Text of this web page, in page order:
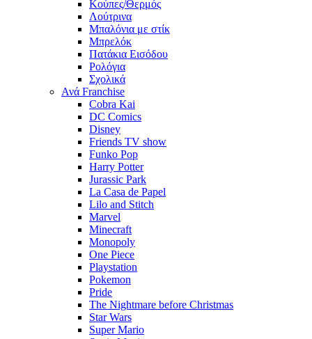
Κούπες/Θερμός
Λούτρινα
Μπαλόνια με στίκ
Μπρελόκ
Πατάκια Εισόδου
Ρολόγια
Σχολικά
Ανά Franchise
Cobra Kai
DC Comics
Disney
Friends TV show
Funko Pop
Harry Potter
Jurassic Park
La Casa de Papel
Lilo and Stitch
Marvel
Minecraft
Monopoly
One Piece
Playstation
Pokemon
Pride
The Nightmare before Christmas
Star Wars
Super Mario